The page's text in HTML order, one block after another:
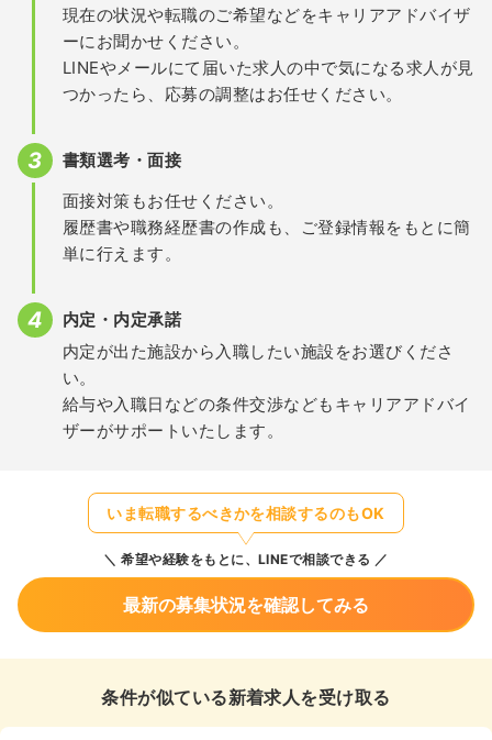
現在の状況や転職のご希望などをキャリアアドバイザ
ーにお聞かせください。
LINEやメールにて届いた求人の中で気になる求人が見
つかったら、応募の調整はお任せください。
書類選考・面接
面接対策もお任せください。
履歴書や職務経歴書の作成も、ご登録情報をもとに簡
単に行えます。
内定・内定承諾
内定が出た施設から入職したい施設をお選びくださ
い。
給与や入職日などの条件交渉などもキャリアアドバイ
ザーがサポートいたします。
いま転職するべきかを相談するのもOK
希望や経験をもとに、LINEで相談できる
最新の募集状況を確認してみる
条件が似ている新着求人を受け取る